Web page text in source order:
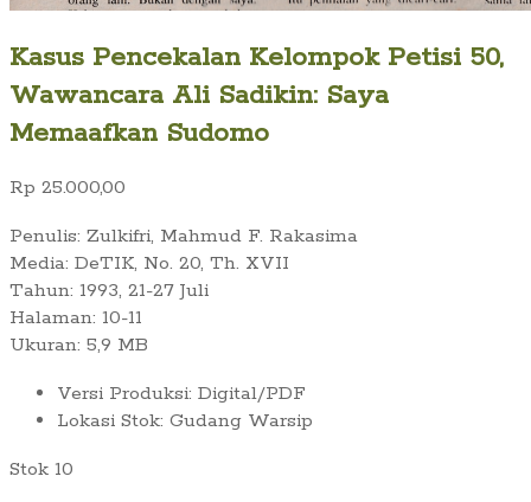
Kasus Pencekalan Kelompok Petisi 50,
Wawancara Ali Sadikin: Saya
Memaafkan Sudomo
Rp 25.000,00
Penulis: Zulkifri, Mahmud F. Rakasima
Media: DeTIK, No. 20, Th. XVII
Tahun: 1993, 21-27 Juli
Halaman: 10-11
Ukuran: 5,9 MB
Versi Produksi: Digital/PDF
Lokasi Stok: Gudang Warsip
Stok 10